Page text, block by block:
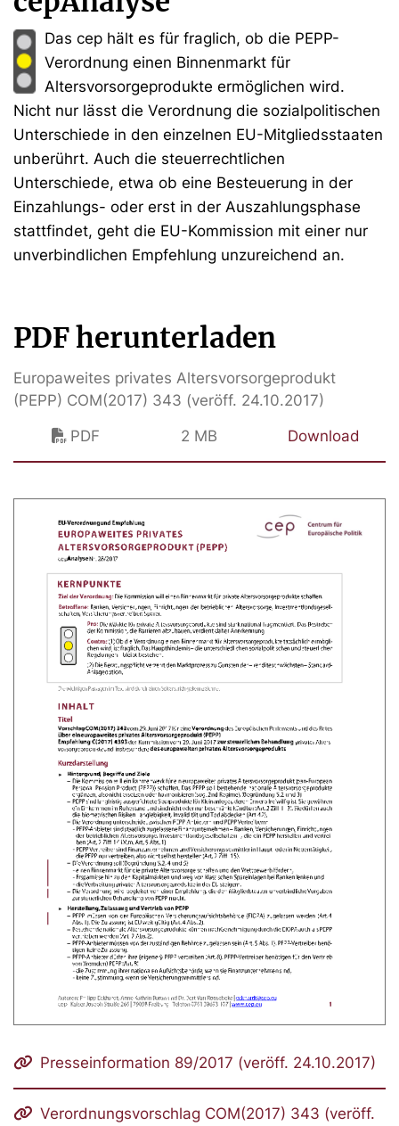
Das cep hält es für fraglich, ob die PEPP-
Verordnung einen Binnenmarkt für
Altersvorsorgeprodukte ermöglichen wird.
Nicht nur lässt die Verordnung die sozialpolitischen
Unterschiede in den einzelnen EU-Mitgliedsstaaten
unberührt. Auch die steuerrechtlichen
Unterschiede, etwa ob eine Besteuerung in der
Einzahlungs- oder erst in der Auszahlungsphase
stattfindet, geht die EU-Kommission mit einer nur
unverbindlichen Empfehlung unzureichend an.
PDF herunterladen
Europaweites privates Altersvorsorgeprodukt
(PEPP) COM(2017) 343 (veröff. 24.10.2017)
PDF
2 MB Download
Presseinformation 89/2017 (veröff. 24.10.2017)
Verordnungsvorschlag COM(2017) 343 (veröff.